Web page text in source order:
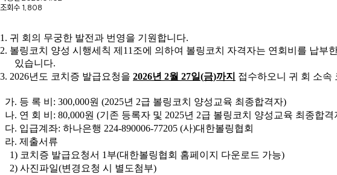
조회수 1,808
1. 귀 회의 무궁한 발전과 번영을 기원합니다.
2. 볼링코치 양성 시행세칙 제 11 조에 의하여 볼링코치 자격자는 연회비를 납부
있습니다.
3. 2026년도 코치증 발급요청을 2026년 2월 27일(금)까지 접수하오니 귀 회 소속
가. 등 록 비 : 300,000원 (2025년 2급 볼링코치 양성교육 최종합격자)
나. 연 회 비 : 80,000원 (기존 등록자 및 2025년 2급 볼링코치 양성교육 최종합격
다. 입급계좌: 하나은행 224-890006-77205 (사)대한볼링협회
라. 제출서류
1) 코치증 발급요청서 1 부(대한볼링협회 홈페이지 다운로드 가능)
2) 사진파일(변경요청 시 별도첨부)